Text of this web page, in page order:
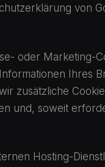
von
oder Marketing-
Ihres
zusätzliche
und, soweit
Hosting-